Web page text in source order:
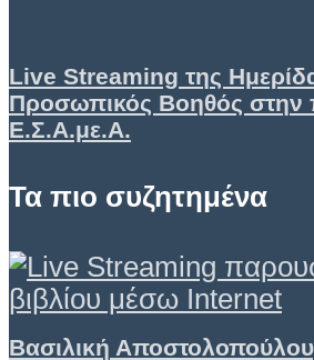
Live Streaming της
Προσωπικός Βοηθός στην
Ε.Σ.Α.με.Α.
Τα πιο συζητημένα
Βασιλική